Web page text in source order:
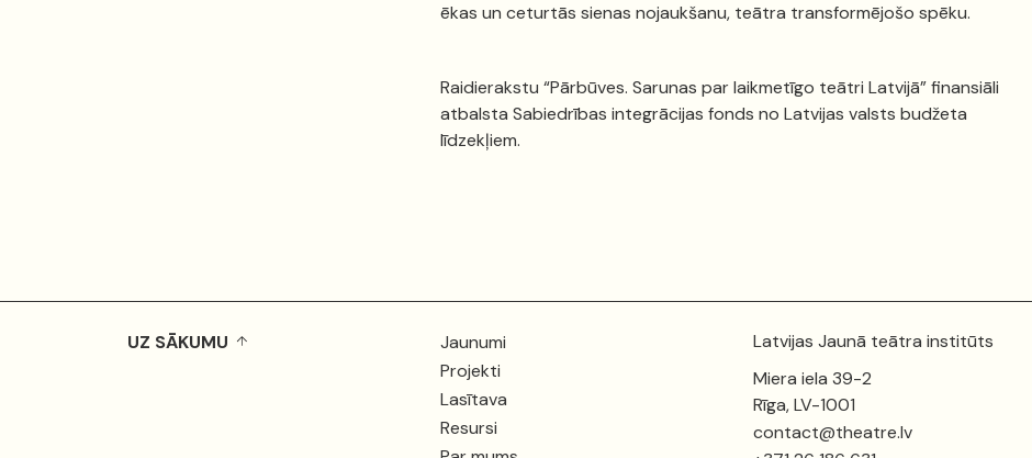
ēkas un ceturtās sienas nojaukšanu, teātra transformējošo spēku.
Raidierakstu “Pārbūves. Sarunas par laikmetīgo teātri Latvijā” finansiāli
atbalsta Sabiedrības integrācijas fonds no Latvijas valsts budžeta
līdzekļiem.
UZ SĀKUMU
Jaunumi
Projekti
Lasītava
Resursi
Latvijas Jaunā teātra institūts
Miera iela 39-2
Rīga, LV-1001
contact@theatre.lv